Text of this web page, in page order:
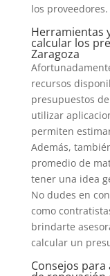
los proveedores.
Herramientas
calcular los
Zaragoza
recursos
presupuestos
utilizar
permiten
Además,
promedio de
tener una idea
No dudes en
como
brindarte
calcular un
Consejos